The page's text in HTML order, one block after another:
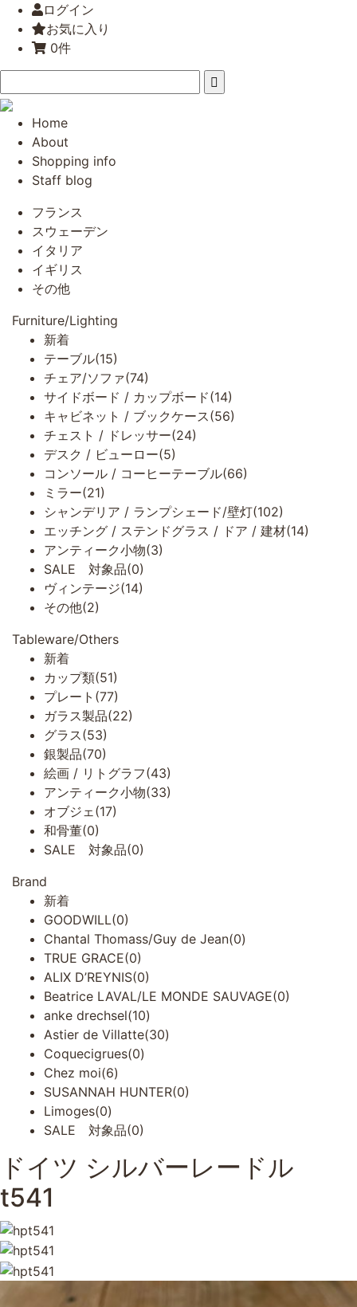
ログイン
お気に入り
0件
Home
About
Shopping info
Staff blog
フランス
スウェーデン
イタリア
イギリス
その他
Furniture/Lighting
新着
テーブル(15)
チェア/ソファ(74)
サイドボード / カップボード(14)
キャビネット / ブックケース(56)
チェスト / ドレッサー(24)
デスク / ビューロー(5)
コンソール / コーヒーテーブル(66)
ミラー(21)
シャンデリア / ランプシェード/壁灯(102)
エッチング / ステンドグラス / ドア / 建材(14)
アンティーク小物(3)
SALE 対象品(0)
ヴィンテージ(14)
その他(2)
Tableware/Others
新着
カップ類(51)
プレート(77)
ガラス製品(22)
グラス(53)
銀製品(70)
絵画 / リトグラフ(43)
アンティーク小物(33)
オブジェ(17)
和骨董(0)
SALE 対象品(0)
Brand
新着
GOODWILL(0)
Chantal Thomass/Guy de Jean(0)
TRUE GRACE(0)
ALIX D’REYNIS(0)
Beatrice LAVAL/LE MONDE SAUVAGE(0)
anke drechsel(10)
Astier de Villatte(30)
Coquecigrues(0)
Chez moi(6)
SUSANNAH HUNTER(0)
Limoges(0)
SALE 対象品(0)
ドイツ シルバーレードル
t541